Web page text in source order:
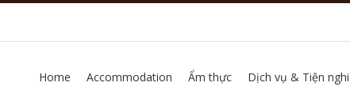
Home Accommodation Ẩm thực Dịch vụ & Tiện nghi